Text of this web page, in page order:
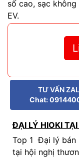
số cao, sạc
EV.
TƯ VẤN
Chat:
ĐẠI LÝ HIOKI
Top 1 Đại lý bán
tại hội nghị